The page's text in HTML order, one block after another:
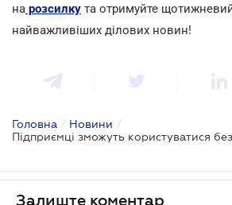
на розсилку та отримуйте
найважливіших ділових новин!
Головна / Новини /
Залиште коментар